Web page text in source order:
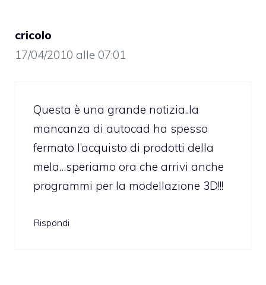
cricolo
17/04/2010 alle 07:01
Questa è una grande notizia..la
mancanza di autocad ha spesso
fermato l’acquisto di prodotti della
mela…speriamo ora che arrivi anche
programmi per la modellazione 3D!!!
Rispondi